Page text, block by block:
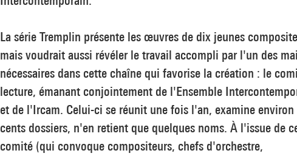
La série Tremplin présente les œuvres de dix jeunes
mais voudrait aussi révéler le travail accompli par l'un des
nécessaires dans cette chaîne qui favorise la création : le
lecture, émanant conjointement de l'Ensemble
et de l'Ircam. Celui-ci se réunit une fois l'an, examine
cents dossiers, n'en retient que quelques noms. À l'issue de
comité (qui convoque compositeurs, chefs d'orchestre,